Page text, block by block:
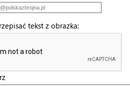
tekst z obrazka: